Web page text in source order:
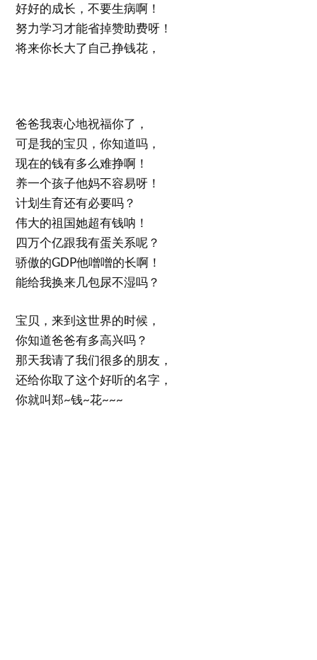
好好的成长，不要生病啊！
努力学习才能省掉赞助费呀！
将来你长大了自己挣钱花，
爸爸我衷心地祝福你了，
可是我的宝贝，你知道吗，
现在的钱有多么难挣啊！
养一个孩子他妈不容易呀！
计划生育还有必要吗？
伟大的祖国她超有钱呐！
四万个亿跟我有蛋关系呢？
骄傲的GDP他噌噌的长啊！
能给我换来几包尿不湿吗？
宝贝，来到这世界的时候，
你知道爸爸有多高兴吗？
那天我请了我们很多的朋友，
还给你取了这个好听的名字，
你就叫郑~钱~花~~~